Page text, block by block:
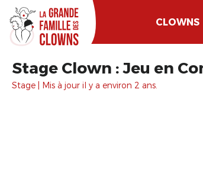
CLOWNS
Stage Clown : Jeu en
Stage | Mis à jour il y a environ 2 ans.